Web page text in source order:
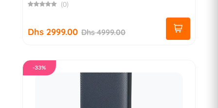
(0)
Dhs 2999.00 Dhs 4999.00
-33%